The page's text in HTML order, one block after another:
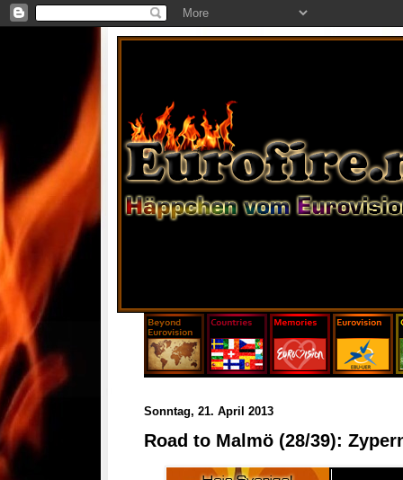
Sonntag, 21. April 2013
Road to Malmö (28/39):